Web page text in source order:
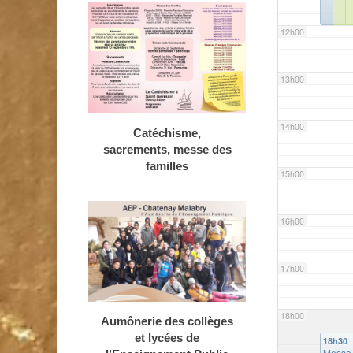
12h00
13h00
14h00
15h00
16h00
17h00
18h00
18h30
Catéchisme,
sacrements, messe des
familles
Aumônerie des collèges
et lycées de